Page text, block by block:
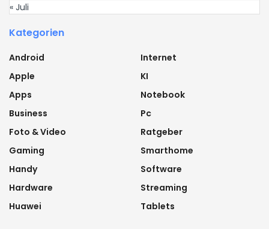
« Juli
Kategorien
Android
Apple
Apps
Business
Foto & Video
Gaming
Handy
Hardware
Huawei
Internet
KI
Notebook
Pc
Ratgeber
Smarthome
Software
Streaming
Tablets